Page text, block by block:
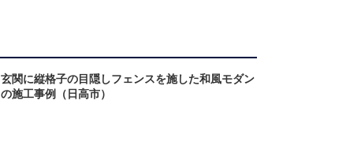
玄関に縦格子の目隠しフェンスを施した和風モダン
の施工事例（日高市）